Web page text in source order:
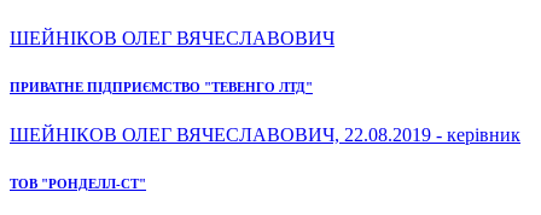
ШЕЙНІКОВ ОЛЕГ ВЯЧЕСЛАВОВИЧ
ПРИВАТНЕ ПІДПРИЄМСТВО "ТЕВЕНГО ЛТД"
ШЕЙНІКОВ ОЛЕГ ВЯЧЕСЛАВОВИЧ, 22.08.2019 - керівник
ТОВ "РОНДЕЛЛ-СТ"